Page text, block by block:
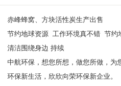
赤峰蜂窝、方块活性炭生产出售
节约地球资源 工作环境真不错 节
清洁围绕身边 持续
中航环保，想您所想，做您所做，为
环保新生活，欣欣向荣环保新企业。